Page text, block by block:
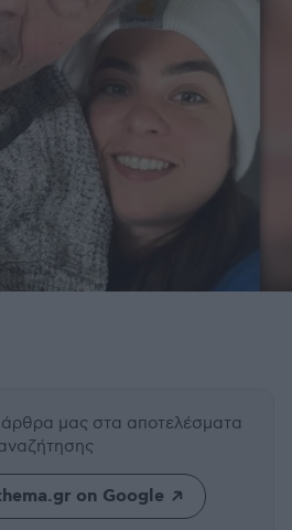
άρθρα μας στα αποτελέσματα
on Google